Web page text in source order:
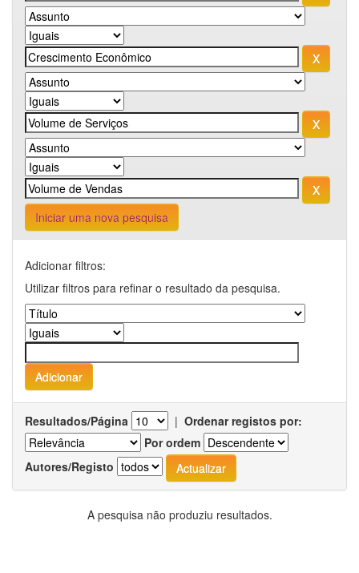
Iniciar uma nova pesquisa
Adicionar filtros:
Utilizar filtros para refinar o resultado da pesquisa.
Resultados/Página | Ordenar registos por:
Por ordem
Autores/Registo
A pesquisa não produziu resultados.